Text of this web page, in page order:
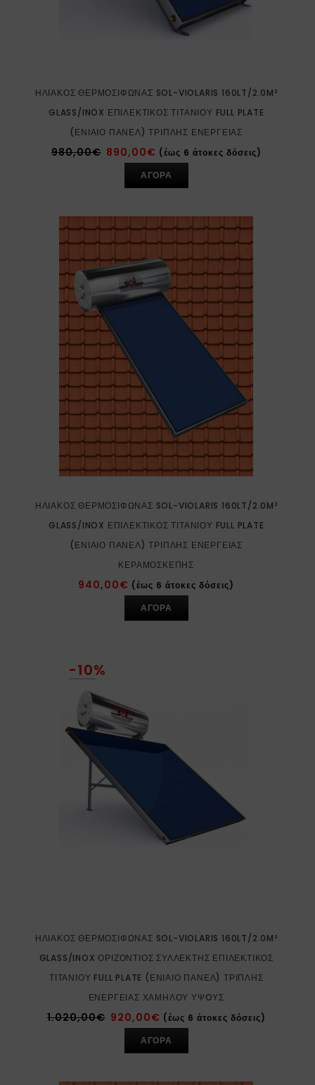
ΗΛΙΑΚΌΣ ΘΕΡΜΟΣΊΦΩΝΑΣ SOL-VIOLARIS 160LT/2.0M²
GLASS/INOX ΕΠΙΛΕΚΤΙΚΌΣ ΤΙΤΑΝΊΟΥ FULL PLATE
(ΕΝΙΑΊΟ ΠΆΝΕΛ) ΤΡΙΠΛΉΣ ΕΝΈΡΓΕΙΑΣ
980,00€ 890,00€ (έως 6 άτοκες δόσεις)
ΑΓΟΡΑ
ΗΛΙΑΚΌΣ ΘΕΡΜΟΣΊΦΩΝΑΣ SOL-VIOLARIS 160LT/2.0M²
GLASS/INOX ΕΠΙΛΕΚΤΙΚΌΣ ΤΙΤΑΝΊΟΥ FULL PLATE
(ΕΝΙΑΊΟ ΠΆΝΕΛ) ΤΡΙΠΛΉΣ ΕΝΈΡΓΕΙΑΣ
ΚΕΡΑΜΟΣΚΕΠΉΣ
940,00€ (έως 6 άτοκες δόσεις)
ΑΓΟΡΑ
-10%
ΗΛΙΑΚΌΣ ΘΕΡΜΟΣΊΦΩΝΑΣ SOL-VIOLARIS 160LT/2.0M²
GLASS/INOX ΟΡΙΖΌΝΤΙΟΣ ΣΥΛΛΈΚΤΗΣ ΕΠΙΛΕΚΤΙΚΌΣ
ΤΙΤΑΝΊΟΥ FULL PLATE (ΕΝΙΑΊΟ ΠΆΝΕΛ) ΤΡΙΠΛΉΣ
ΕΝΈΡΓΕΙΑΣ ΧΑΜΗΛΟΎ ΎΨOΥΣ
1.020,00€ 920,00€ (έως 6 άτοκες δόσεις)
ΑΓΟΡΑ